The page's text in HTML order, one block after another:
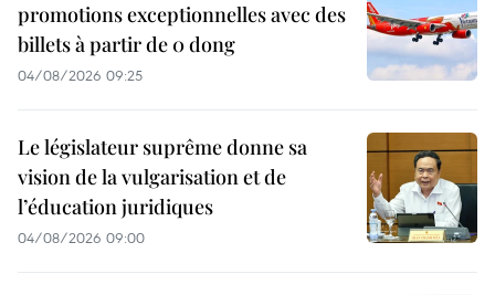
promotions exceptionnelles avec des
billets à partir de 0 dong
04/08/2026 09:25
Le législateur suprême donne sa
vision de la vulgarisation et de
l’éducation juridiques
04/08/2026 09:00